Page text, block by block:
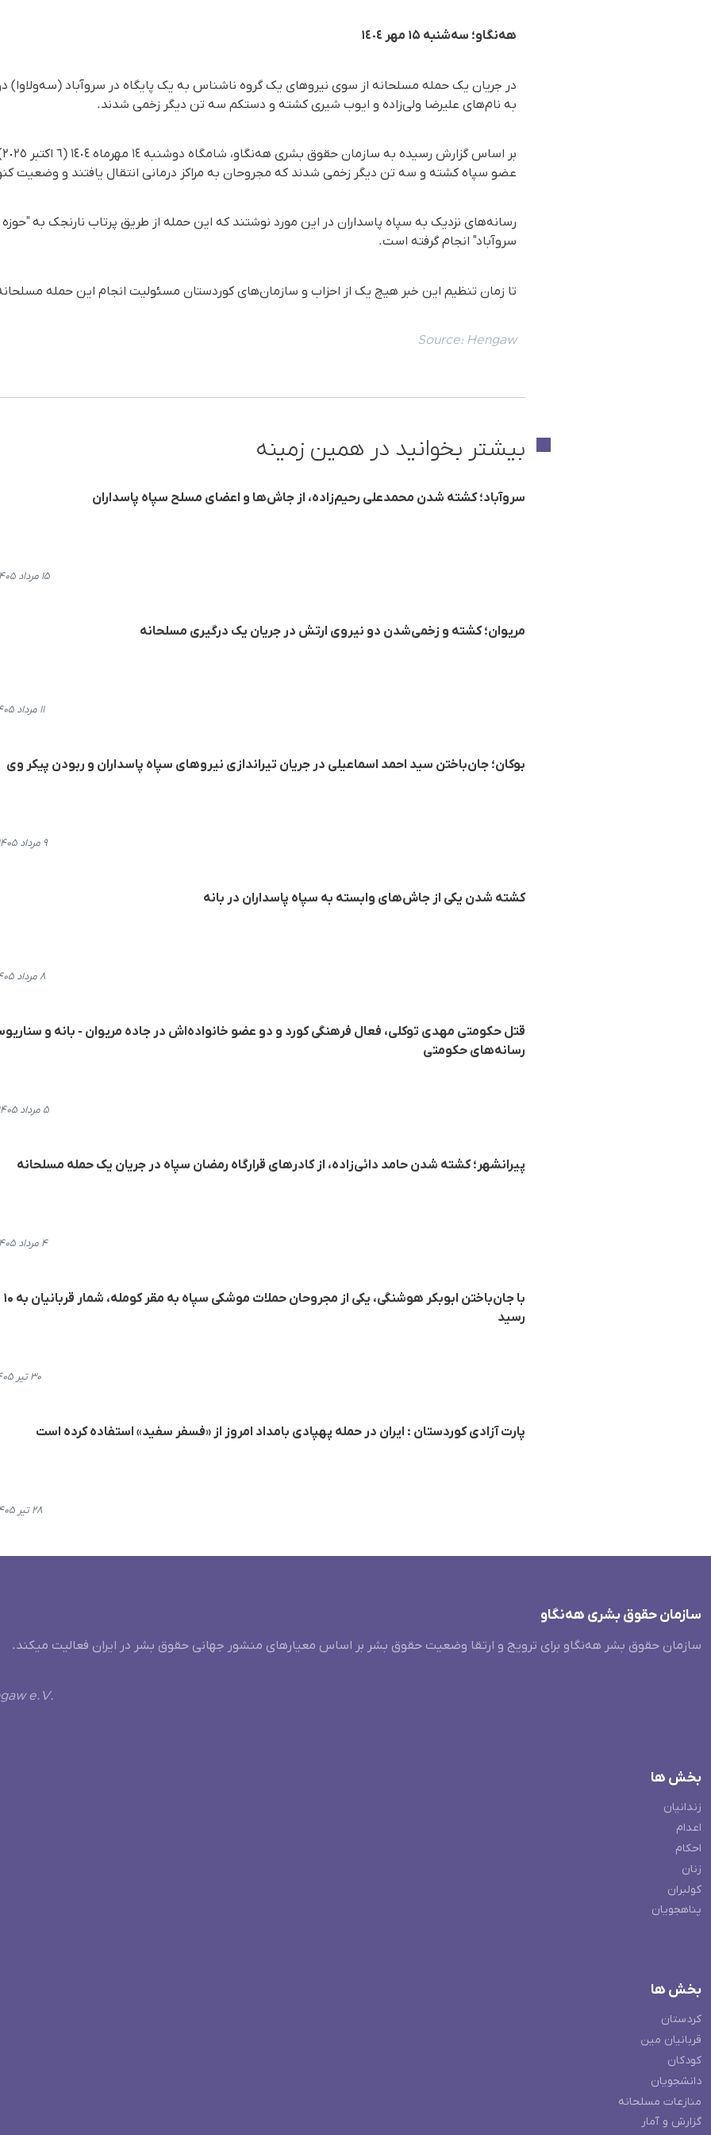
هه‌نگاو؛ سه‌شنبه ١۵ مهر ١٤٠٤
در جریان یک حمله مسلحانه از سوی نیروهای یک گروه ناشناس به یک پایگاه در سروآباد (سه‌ولاوا)
به نام‌های علیرضا ولی‌زاده و ایوب شیری کشته و دستکم سه تن دیگر زخمی شدند.
عضو سپاه کشته و سه تن دیگر زخمی شدند که مجروحان به مراکز درمانی انتقال یافتند و وضعیت
رسانه‌های نزدیک به سپاه پاسداران در این مورد نوشتند که این حمله از طریق پرتاب نارنجک به
سروآباد" انجام گرفته است.
تا زمان تنظیم این خبر هیچ یک از احزاب و سازمان‌های کوردستان مسئولیت انجام این حمله مسلحانه
Source: Hengaw
بیشتر بخوانید در همین زمینه
سروآباد؛ کشته شدن محمدعلی رحیم‌زاده، از جاش‌ها و اعضای مسلح سپاه پاسداران
۱۵ مرداد ۱۴۰۵، ۱۴:۰۷
مریوان؛ کشته و زخمی‌شدن دو نیروی ارتش در جریان یک درگیری مسلحانه
۱۱ مرداد ۱۴۰۵، ۲۱:۰۸
بوکان؛ جان‌باختن سید احمد اسماعیلی در جریان تیراندازی نیروهای سپاه پاسداران و ربودن پیکر وی
۹ مرداد ۱۴۰۵، ۱۴:۴۷
کشته شدن یکی از جاش‌های وابسته به سپاه پاسداران در بانه
۸ مرداد ۱۴۰۵، ۱۵:۱۴
قتل حکومتی مهدی توکلی، فعال فرهنگی کورد و دو عضو خانواده‌اش در جاده مریوان - بانه و
رسانه‌های حکومتی
۵ مرداد ۱۴۰۵، ۱۷:۴۵
پیرانشهر؛ کشته شدن حامد دائی‌زاده، از کادرهای قرارگاه رمضان سپاه در جریان یک حمله مسلحانه
۴ مرداد ۱۴۰۵، ۲۲:۰۰
رسید
۳۰ تیر ۱۴۰۵، ۱۷:۱۵
پارت آزادی کوردستان : ایران در حمله پهپادی بامداد امروز از «فسفر سفید» استفاده کرده است
۲۸ تیر ۱۴۰۵، ۲۱:۳۰
سازمان حقوق بشری هەنگاو
سازمان حقوق بشر هه‌نگاو برای ترویج و ارتقا وضعیت حقوق بشر بر اساس معیارهای منشور جهانی حقوق بشر در ایران فعالیت میکند.
e.V.
بخش ها
زندانیان
اعدام
احکام
زنان
کولبران
پناهجویان
بخش ها
کردستان
قربانیان مین
کودکان
دانشجویان
منازعات مسلحانه
گزارش و آمار